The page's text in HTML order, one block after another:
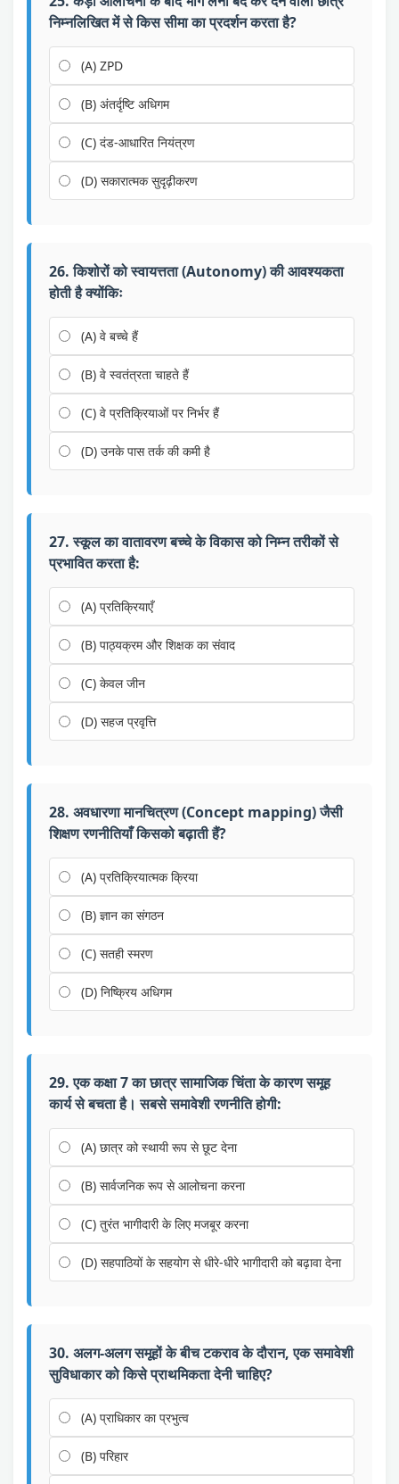
निम्नलिखित में से किस सीमा का प्रदर्शन करता है?
(A) ZPD
(B) अंतर्दृष्टि अधिगम
(C) दंड-आधारित नियंत्रण
(D) सकारात्मक सुदृढ़ीकरण
26. किशोरों को स्वायत्तता (Autonomy) की आवश्यकता
होती है क्योंकिः
(A) वे बच्चे हैं
(B) वे स्वतंत्रता चाहते हैं
(C) वे प्रतिक्रियाओं पर निर्भर हैं
(D) उनके पास तर्क की कमी है
27. स्कूल का वातावरण बच्चे के विकास को निम्न तरीकों से
प्रभावित करता है:
(A) प्रतिक्रियाएँ
(B) पाठ्यक्रम और शिक्षक का संवाद
(C) केवल जीन
(D) सहज प्रवृत्ति
28. अवधारणा मानचित्रण (Concept mapping) जैसी
शिक्षण रणनीतियाँ किसको बढ़ाती हैं?
(A) प्रतिक्रियात्मक क्रिया
(B) ज्ञान का संगठन
(C) सतही स्मरण
(D) निष्क्रिय अधिगम
29. एक कक्षा 7 का छात्र सामाजिक चिंता के कारण समूह
कार्य से बचता है। सबसे समावेशी रणनीति होगी:
(A) छात्र को स्थायी रूप से छूट देना
(B) सार्वजनिक रूप से आलोचना करना
(C) तुरंत भागीदारी के लिए मजबूर करना
(D) सहपाठियों के सहयोग से धीरे-धीरे भागीदारी को बढ़ावा देना
30. अलग-अलग समूहों के बीच टकराव के दौरान, एक समावेशी
सुविधाकार को किसे प्राथमिकता देनी चाहिए?
(A) प्राधिकार का प्रभुत्व
(B) परिहार